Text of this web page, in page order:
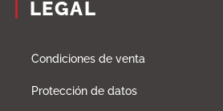
LEGAL
Condiciones de venta
Protección de datos